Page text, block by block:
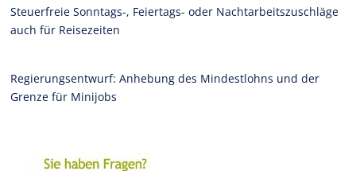
Steuerfreie Sonntags-, Feiertags- oder Nachtarbeitszuschläge
auch für Reisezeiten
Regierungsentwurf: Anhebung des Mindestlohns und der
Grenze für Minijobs